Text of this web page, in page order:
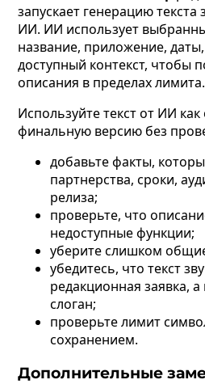
запускает генерацию
ИИ. ИИ использует
название, приложение,
доступный контекст, чтобы
описания в пределах лимита.
Используйте текст от ИИ как
финальную версию без
добавьте факты,
партнерства, сроки,
релиза;
проверьте, что
недоступные функции;
уберите слишком
убедитесь, что текст
редакционная заявка,
слоган;
проверьте лимит
сохранением.
Дополнительные